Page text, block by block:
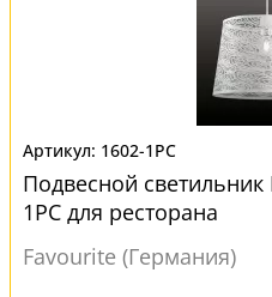
1602-1PC
Подвесной
1PC для ресторана
Favourite (Германия)